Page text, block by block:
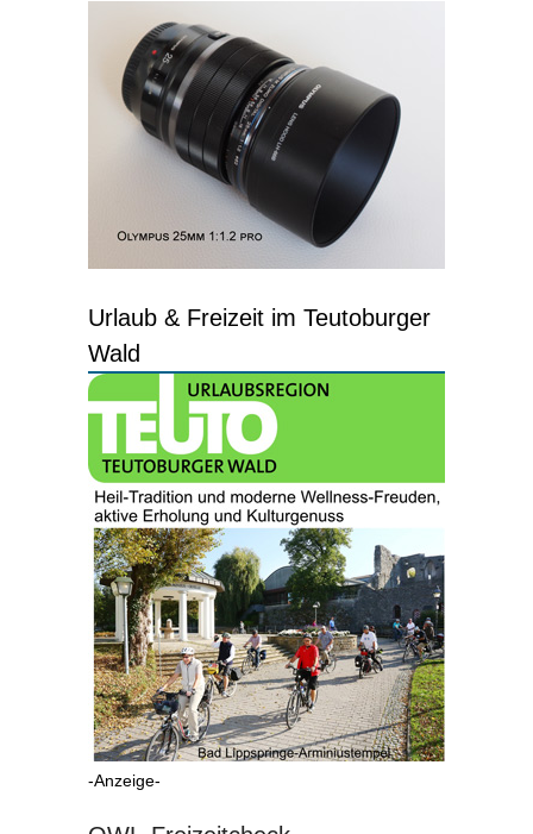
Urlaub & Freizeit im Teutoburger
Wald
-Anzeige-